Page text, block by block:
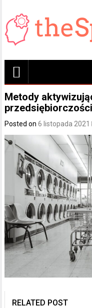
content
Metody
przedsiębiorczości
Posted on6 listopada 2021
RELATED POST